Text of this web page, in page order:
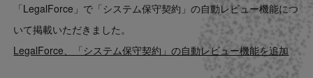
LegalOn Now
Contact
「LegalForce」で「システム保守契約」の自動レビュー機能につ
いて掲載いただきました。
LegalForce、「システム保守契約」の自動レビュー機能を追加